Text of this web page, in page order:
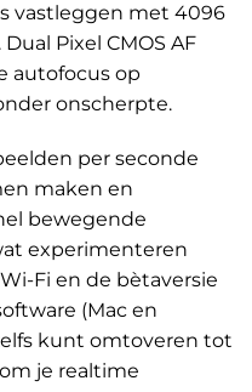
vastleggen met 4096
Pixel CMOS AF
autofocus op
onscherpte.
per seconde
maken en
bewegende
experimenteren
Fi en de bètaversie
(Mac en
kunt omtoveren tot
je realtime